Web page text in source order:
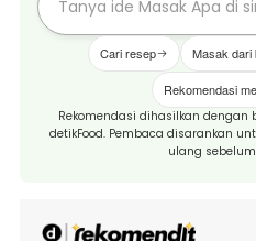
Cari resep Masak dari
Rekomendasi
Rekomendasi dihasilkan dengan
detikFood. Pembaca disarankan
ulang